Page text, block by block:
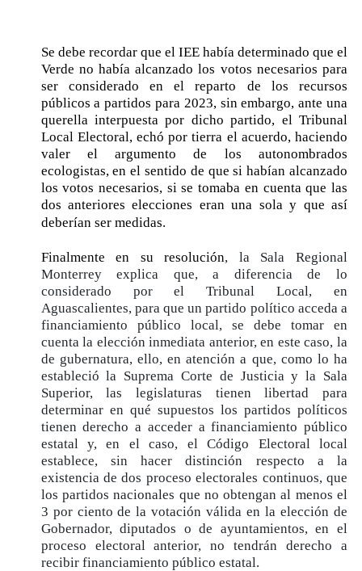
Se debe recordar que el IEE había determinado que el
Verde no había alcanzado los votos necesarios para
ser considerado en el reparto de los recursos
públicos a partidos para 2023, sin embargo, ante una
querella interpuesta por dicho partido, el Tribunal
Local Electoral, echó por tierra el acuerdo, haciendo
valer el argumento de los autonombrados
ecologistas, en el sentido de que si habían alcanzado
los votos necesarios, si se tomaba en cuenta que las
dos anteriores elecciones eran una sola y que así
deberían ser medidas.
Finalmente en su resolución, la Sala Regional
Monterrey explica que, a diferencia de lo
considerado por el Tribunal Local, en
Aguascalientes, para que un partido político acceda a
financiamiento público local, se debe tomar en
cuenta la elección inmediata anterior, en este caso, la
de gubernatura, ello, en atención a que, como lo ha
estableció la Suprema Corte de Justicia y la Sala
Superior, las legislaturas tienen libertad para
determinar en qué supuestos los partidos políticos
tienen derecho a acceder a financiamiento público
estatal y, en el caso, el Código Electoral local
establece, sin hacer distinción respecto a la
existencia de dos proceso electorales continuos, que
los partidos nacionales que no obtengan al menos el
3 por ciento de la votación válida en la elección de
Gobernador, diputados o de ayuntamientos, en el
proceso electoral anterior, no tendrán derecho a
recibir financiamiento público estatal.